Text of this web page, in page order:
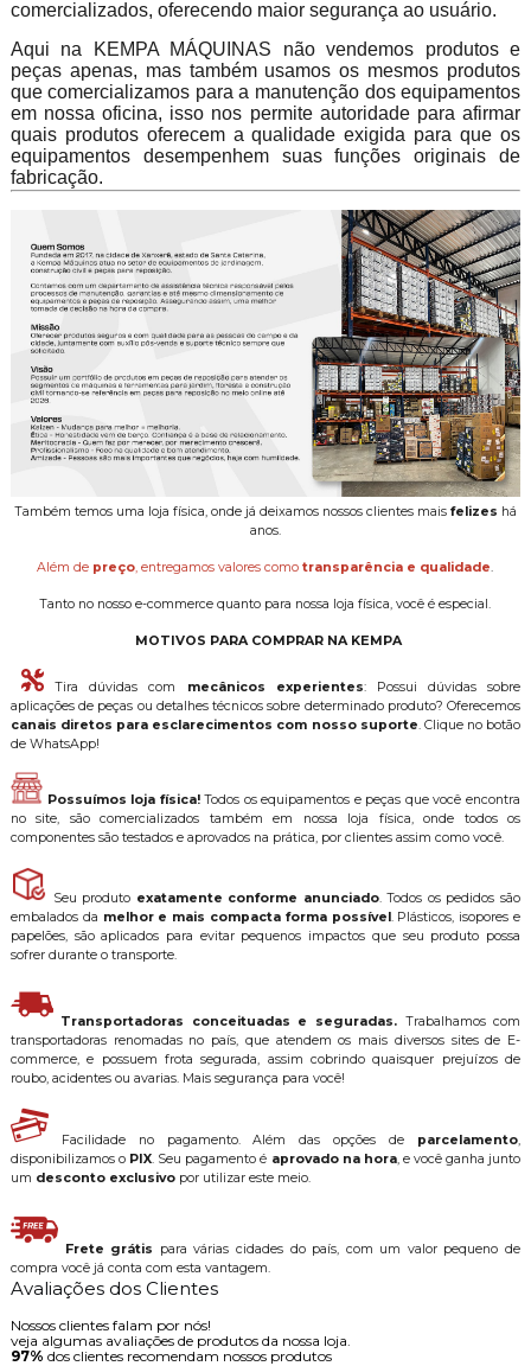
comercializados, oferecendo maior segurança ao usuário.
Aqui na KEMPA MÁQUINAS não vendemos produtos e
peças apenas, mas também usamos os mesmos produtos
que comercializamos para a manutenção dos equipamentos
em nossa oficina, isso nos permite autoridade para afirmar
quais produtos oferecem a qualidade exigida para que os
equipamentos desempenhem suas funções originais de
fabricação.
Também temos uma loja física, onde já deixamos nossos clientes mais felizes há
anos.
Além de preço, entregamos valores comotransparência e qualidade.
Tanto no nosso e-commerce quanto para nossa loja física, você é especial.
MOTIVOS PARA COMPRAR NA KEMPA
Tira dúvidas com mecânicos experientes: Possui dúvidas sobre
aplicações de peças ou detalhes técnicos sobre determinado produto? Oferecemos
canais diretos para esclarecimentos com nosso suporte. Clique no botão
de WhatsApp!
Possuímos loja física!Todos os equipamentos e peças que você encontra
no site, são comercializados também em nossa loja física, onde todos os
componentes são testados e aprovados na prática, por clientes assim como você.
Seu produto exatamente conforme anunciado. Todos os pedidos são
embalados da melhor e mais compacta forma possível. Plásticos, isopores e
papelões, são aplicados para evitar pequenos impactos que seu produto possa
sofrer durante o transporte.
Transportadoras conceituadas e seguradas. Trabalhamos com
transportadoras renomadas no país, que atendem os mais diversos sites de E-
commerce, e possuem frota segurada, assim cobrindo quaisquer prejuízos de
roubo, acidentes ou avarias. Mais segurança para você!
Facilidade no pagamento. Além das opções de parcelamento,
disponibilizamos o PIX. Seu pagamento é aprovado na hora, e você ganha junto
um desconto exclusivopor utilizar este meio.
Frete grátis para várias cidades do país, com um valor pequeno de
compra você já conta com esta vantagem.
Avaliações dos Clientes
Nossos clientes falam por nós!
veja algumas avaliações de produtos da nossa loja.
97% dos clientes recomendam nossos produtos